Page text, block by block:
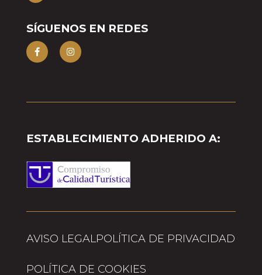
SÍGUENOS EN REDES
ESTABLECIMIENTO ADHERIDO A:
AVISO LEGALPOLÍTICA DE PRIVACIDAD
POLÍTICA DE COOKIES